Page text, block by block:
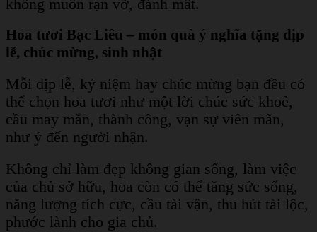
không muốn rạn vỡ, đánh mất.
Hoa tươi Bạc Liêu – món quà ý nghĩa tặng dịp
lễ, chúc mừng, sinh nhật
Mỗi dịp lễ, kỷ niệm hay chúc mừng bạn đều có
thể chọn hoa tươi như một lời chúc sức khoẻ,
cầu may mắn, thành công, vạn sự viên mãn,
như ý đến người nhận.
Không chỉ làm đẹp không gian sống, làm việc
của chủ sở hữu, hoa còn có thể tăng sức sống,
năng lượng tích cực, cầu tài vận, thu hút tài lộc,
phước lành cho gia chủ.